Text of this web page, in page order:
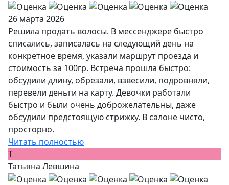
26 марта 2026
Решила продать волосы. В мессенджере быстро
списались, записалась на следующий день на
конкретное время, указали маршрут проезда и
стоимость за 100гр. Встреча прошла быстро:
обсудили длину, обрезали, взвесили, подровняли,
перевели деньги на карту. Девочки работали
быстро и были очень доброжелательны, даже
обсудили предстоящую стрижку. В салоне чисто,
просторно.
Читать полностью
Т
Татьяна Левшина